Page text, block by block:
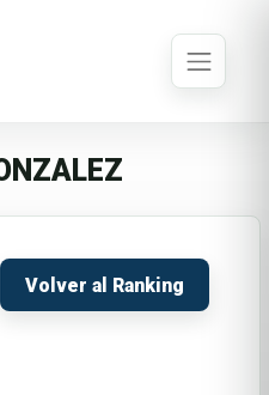
Volver al Ranking